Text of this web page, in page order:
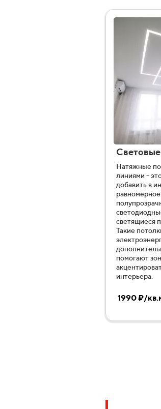
Натяжные
линиями -
добавить в
светящиеся
Такие
помогают
интерьера.
1990 ₽/